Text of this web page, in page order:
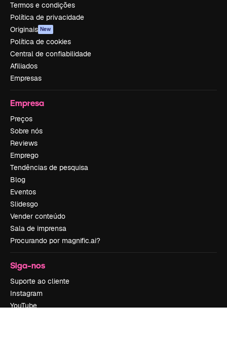
Termos e condições
Política de privacidade
Originais New
Política de cookies
Central de confiabilidade
Afiliados
Empresas
Empresa
Preços
Sobre nós
Reviews
Emprego
Tendências de pesquisa
Blog
Eventos
Slidesgo
Vender conteúdo
Sala de imprensa
Procurando por magnific.ai?
Siga-nos
Suporte ao cliente
Instagram
YouTube